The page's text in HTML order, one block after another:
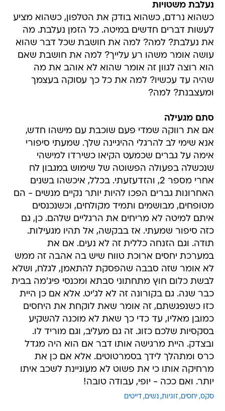
נעלבת משטויות
כשהוא נרדם, כשהוא בודק את הטלפון, כשהוא מציע
לעשות דברים חדשים במיטה. כל הזמן נעלבת. מה
את נעלבת? למה? למה את חושבת שכל דבר שהוא
עושה אומר משהו רע עלייך? למה את חושבת שאם
הוא רוצה לגוון זה אומר שהוא לא אוהב את מה
שהיה עד עכשיו? למה את כל כך עסוקה בעצמך
ומעצבנת? למה?
סתם מגעילה
אם את רווקה שמדי פעם שוכבת עם מישהו חדש,
אנא שימי לב להרגלי ההיגיינה שלך. שמעתי סיפורי
אימה על גברים שכמעט הקיאו כשירדו למישהי
שנכשלה בפעולה הפשוטה של שימוש במגבון לח
אחרי מספר 2, והזדעזעתי. בכלל, איכשהו בשנים
האחרונות גברים הפכו להיות יותר נקיים מנשים - הם
מטופחים, מבושמים ותמיד מקולחים, וכשנכנסים
איתם למיטה לא מריחים את הרגליים שלהם. כן, גם
כזה סיפור שמעתי. אז בבקשה, אל תהיו מגעילות.
תודה. וגם הזנחה כללית זה לא נעים. אם את
במערכת יחסים ארוכת טווח שיש בה אהבה זה ממש
לא אומר שזה סבבה שהפסקת להתאמן, לגלח, ושלא
לבשת כלום חוץ מתחתוני סבתא ומכנסי פיג'מה בבית
כבר שנה. גם בקורונה זה לא לג'יט. אלא אם כן היית
כזו כשנפגשתם, זה אומר שאת לוקחת את היחסים
כמובן מאליו, עד כדי כך שאת לא מוכנה להשקיע
בסקסיות שלכם כזוג. זה גם מעליב, וגם מוריד לו.
ובצדק. היית מרגישה אותו דבר אם הוא היה מגדל
כרס ומתהלך לידך בסמרטוטים. אלא אם כן את
מרחיקה אותו כי את פשוט לא מעוניינת לשכב איתו
יותר. ואם ככה - יופי, עבודה טובה!
סקס יחסים זוגיות נשים דייטים